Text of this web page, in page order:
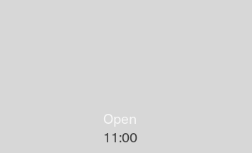
Open
11:00